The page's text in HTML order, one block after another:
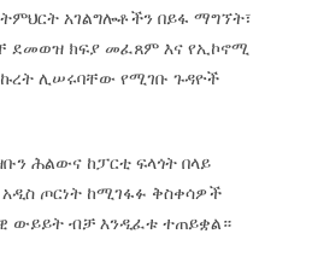
አገልግሎቶችን በይፋ ማግኘት፣
ደመወዝ ክፍያ መፈጸም እና የኢኮኖሚ
ሊሠሩባቸው የሚገቡ ጉዳዮች
ሕልውና ከፓርቲ ፍላጎት በላይ
ጦርነት ከሚገፋፉ ቅስቀሳዎች
ውይይት ብቻ እንዲፈቱ ተጠይቋል።